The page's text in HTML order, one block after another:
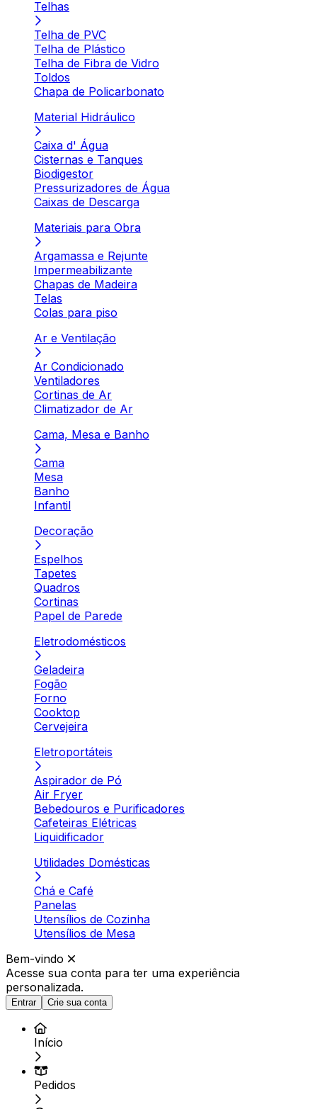
Telhas
Telha de PVC
Telha de Plástico
Telha de Fibra de Vidro
Toldos
Chapa de Policarbonato
Material Hidráulico
Caixa d' Água
Cisternas e Tanques
Biodigestor
Pressurizadores de Água
Caixas de Descarga
Materiais para Obra
Argamassa e Rejunte
Impermeabilizante
Chapas de Madeira
Telas
Colas para piso
Ar e Ventilação
Ar Condicionado
Ventiladores
Cortinas de Ar
Climatizador de Ar
Cama, Mesa e Banho
Cama
Mesa
Banho
Infantil
Decoração
Espelhos
Tapetes
Quadros
Cortinas
Papel de Parede
Eletrodomésticos
Geladeira
Fogão
Forno
Cooktop
Cervejeira
Eletroportáteis
Aspirador de Pó
Air Fryer
Bebedouros e Purificadores
Cafeteiras Elétricas
Liquidificador
Utilidades Domésticas
Chá e Café
Panelas
Utensílios de Cozinha
Utensílios de Mesa
Bem-vindo
Acesse sua conta para ter uma experiência
personalizada.
Entrar Crie sua conta
Início
Pedidos